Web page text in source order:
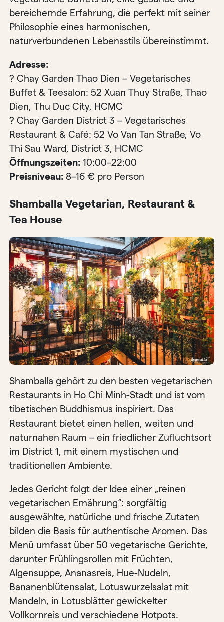
bereichernde Erfahrung, die perfekt mit seiner
Philosophie eines harmonischen,
naturverbundenen Lebensstils übereinstimmt.
Adresse:
? Chay Garden Thao Dien – Vegetarisches
Buffet & Teesalon: 52 Xuan Thuy Straße, Thao
Dien, Thu Duc City, HCMC
? Chay Garden District 3 – Vegetarisches
Restaurant & Café: 52 Vo Van Tan Straße, Vo
Thi Sau Ward, District 3, HCMC
Öffnungszeiten: 10:00–22:00
Preisniveau: 8–16 € pro Person
Shamballa Vegetarian, Restaurant &
Tea House
Shamballa gehört zu den besten vegetarischen
Restaurants in Ho Chi Minh-Stadt und ist vom
tibetischen Buddhismus inspiriert. Das
Restaurant bietet einen hellen, weiten und
naturnahen Raum – ein friedlicher Zufluchtsort
im District 1, mit einem mystischen und
traditionellen Ambiente.
Jedes Gericht folgt der Idee einer „reinen
vegetarischen Ernährung“: sorgfältig
ausgewählte, natürliche und frische Zutaten
bilden die Basis für authentische Aromen. Das
Menü umfasst über 50 vegetarische Gerichte,
darunter Frühlingsrollen mit Früchten,
Algensuppe, Ananasreis, Hue-Nudeln,
Bananenblütensalat, Lotuswurzelsalat mit
Mandeln, in Lotusblätter gewickelter
Vollkornreis und verschiedene Hotpots.